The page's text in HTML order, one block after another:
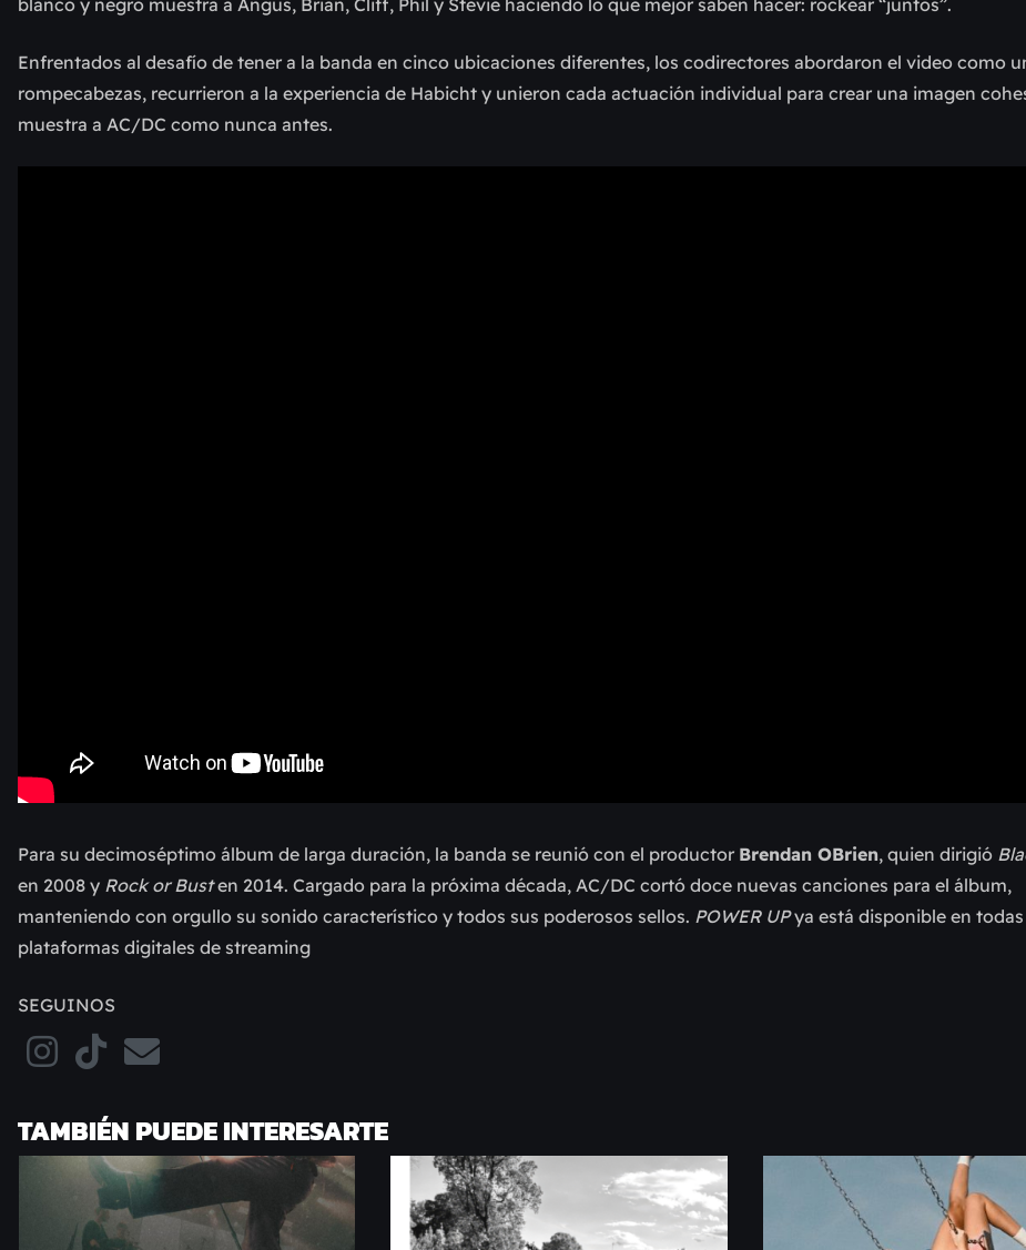
Enfrentados al desafío de tener a la banda en cinco ubicaciones diferentes, los codirectores abordaron el video como
rompecabezas, recurrieron a la experiencia de Habicht y unieron cada actuación individual para crear una imagen
muestra a AC/DC como nunca antes.
Para su decimoséptimo álbum de larga duración, la banda se reunió con el productor Brendan OBrien, quien dirigió
en 2008 y Rock or Busten 2014. Cargado para la próxima década, AC/DC cortó doce nuevas canciones para el álbum,
manteniendo con orgullo su sonido característico y todos sus poderosos sellos. POWER UPya está disponible en todas
plataformas digitales de streaming
SEGUINOS
TAMBIÉN PUEDE INTERESARTE